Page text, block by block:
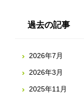
過去の記事
2026年7月
2026年3月
2025年11月